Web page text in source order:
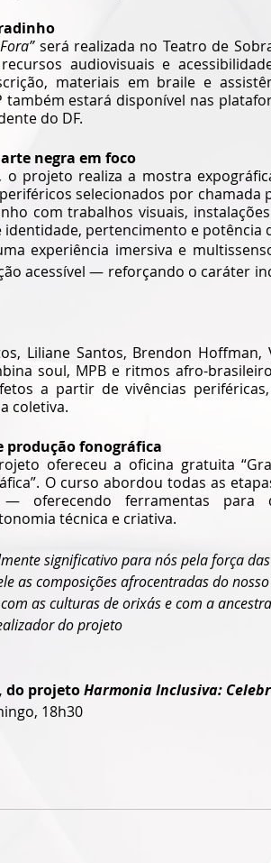
será realizada no Teatro de
audiovisuais e
materiais em braile e
também estará disponível nas
do DF.
negra em foco
projeto realiza a mostra
selecionados por chamada
com trabalhos visuais,
pertencimento e potência
experiência imersiva e
acessível — reforçando o caráter
Liliane Santos, Brendon Hoffman,
soul, MPB e ritmos afro-
a partir de vivências
coletiva.
produção fonográfica
ofereceu a oficina gratuita
O curso abordou todas as
— oferecendo ferramentas
técnica e criativa.
significativo para nós pela força
as composições afrocentradas do
as culturas de orixás e com a
do projeto
do projeto Harmonia Inclusiva:
18h30